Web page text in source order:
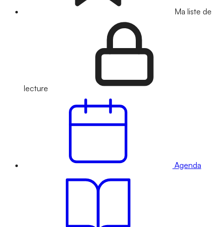
Ma liste de
lecture
Agenda